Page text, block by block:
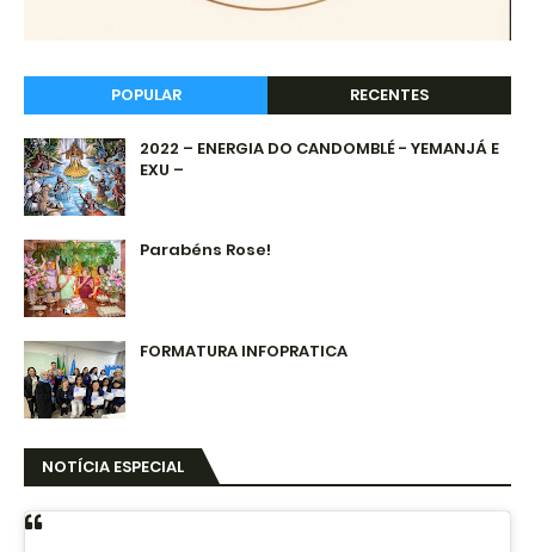
POPULAR RECENTES
2022 – ENERGIA DO CANDOMBLÉ - YEMANJÁ E
EXU –
Parabéns Rose!
FORMATURA INFOPRATICA
NOTÍCIA ESPECIAL